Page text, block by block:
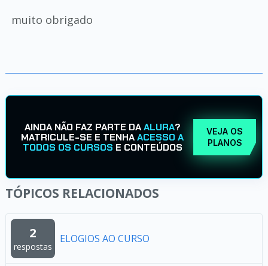
muito obrigado
AINDA NÃO FAZ PARTE DAALURA?
MATRICULE-SE E TENHAACESSO A
TODOS OS CURSOS E CONTEÚDOS
VEJA OS
PLANOS
TÓPICOS RELACIONADOS
2
respostas
ELOGIOS AO CURSO